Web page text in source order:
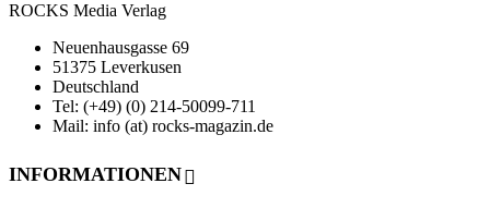
ROCKS Media Verlag
Neuenhausgasse 69
51375 Leverkusen
Deutschland
Tel: (+49) (0) 214-50099-711
Mail: info (at) rocks-magazin.de
INFORMATIONEN